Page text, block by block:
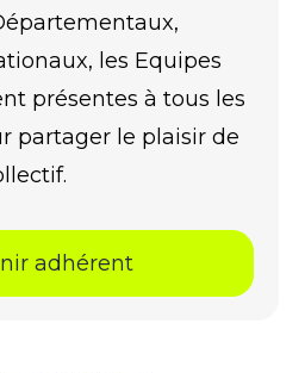
les Equipes
présentes à tous les
partager le plaisir de
adhérent